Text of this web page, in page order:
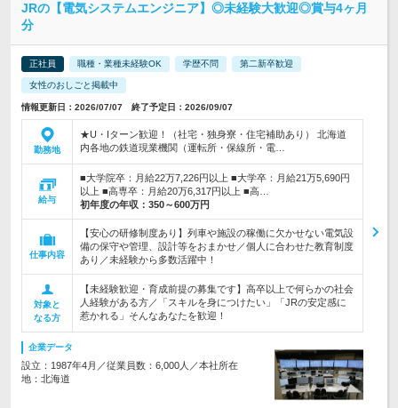
JRの【電気システムエンジニア】◎未経験大歓迎◎賞与4ヶ月
分
正社員 職種・業種未経験OK 学歴不問 第二新卒歓迎
女性のおしごと掲載中
情報更新日：2026/07/07 終了予定日：2026/09/07
勤務地
★U・Iターン歓迎！（社宅・独身寮・住宅補助あり） 北海道
内各地の鉄道現業機関（運転所・保線所・電…
給与
■大学院卒：月給22万7,226円以上 ■大学卒：月給21万5,690円
以上 ■高専卒：月給20万6,317円以上 ■高…
初年度の年収： 350～600万円
仕事内容
【安心の研修制度あり】列車や施設の稼働に欠かせない電気設
備の保守や管理、設計等をおまかせ／個人に合わせた教育制度
あり／未経験から多数活躍中！
対象と
なる方
【未経験歓迎・育成前提の募集です】高卒以上で何らかの社会
人経験がある方／「スキルを身につけたい」「JRの安定感に
惹かれる」そんなあなたを歓迎！
企業データ
設立：1987年4月／従業員数：6,000人／本社所在
地：北海道